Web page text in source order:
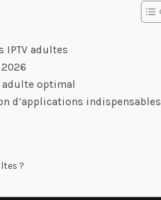
adultes
adulte optimal
d’applications indispensables
?